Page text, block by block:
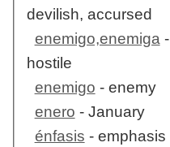
devilish, accursed
enemigo,enemiga -
hostile
enemigo - enemy
enero - January
énfasis - emphasis